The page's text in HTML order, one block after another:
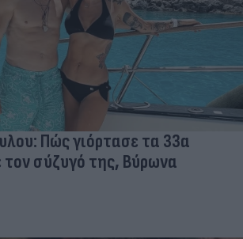
Πώς γιόρτασε τα 33α
τον σύζυγό της, Βύρωνα